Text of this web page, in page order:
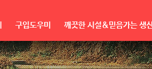
구입도우미 깨끗한 시설&믿음가는 생